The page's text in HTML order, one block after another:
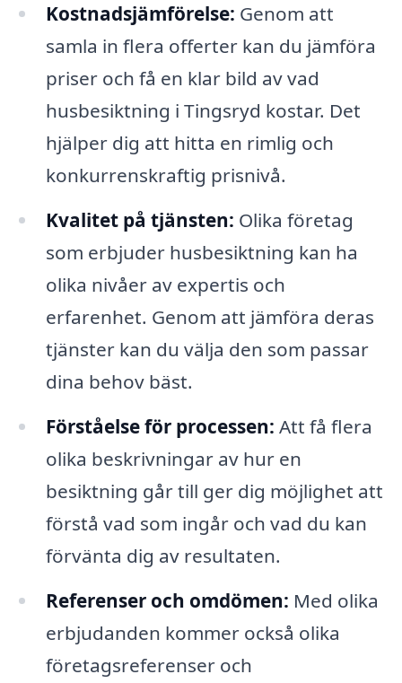
Kostnadsjämförelse: Genom att
samla in flera offerter kan du jämföra
priser och få en klar bild av vad
husbesiktning i Tingsryd kostar. Det
hjälper dig att hitta en rimlig och
konkurrenskraftig prisnivå.
Kvalitet på tjänsten: Olika företag
som erbjuder husbesiktning kan ha
olika nivåer av expertis och
erfarenhet. Genom att jämföra deras
tjänster kan du välja den som passar
dina behov bäst.
Förståelse för processen: Att få flera
olika beskrivningar av hur en
besiktning går till ger dig möjlighet att
förstå vad som ingår och vad du kan
förvänta dig av resultaten.
Referenser och omdömen: Med olika
erbjudanden kommer också olika
företagsreferenser och